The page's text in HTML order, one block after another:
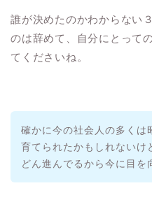
誰が決めたのかわからない
のは辞めて、自分にとって
てくださいね。
確かに今の社会人の多くは
育てられたかもしれないけ
どん進んでるから今に目を